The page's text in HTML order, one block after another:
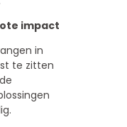
impact
in
te zitten